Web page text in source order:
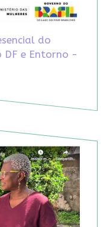
do
DF e Entorno -